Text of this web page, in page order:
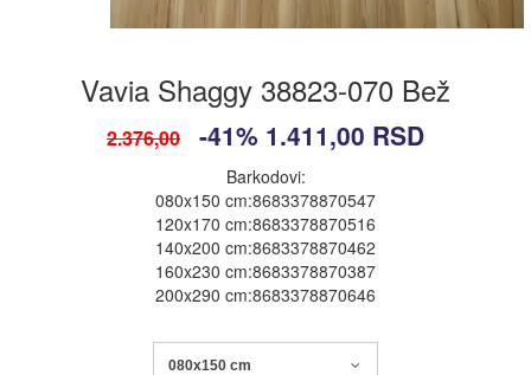
Vavia Shaggy 38823-070 Bež
2.376,00 -41% 1.411,00 RSD
Barkodovi:
080x150 cm:8683378870547
120x170 cm:8683378870516
140x200 cm:8683378870462
160x230 cm:8683378870387
200x290 cm:8683378870646
080x150 cm